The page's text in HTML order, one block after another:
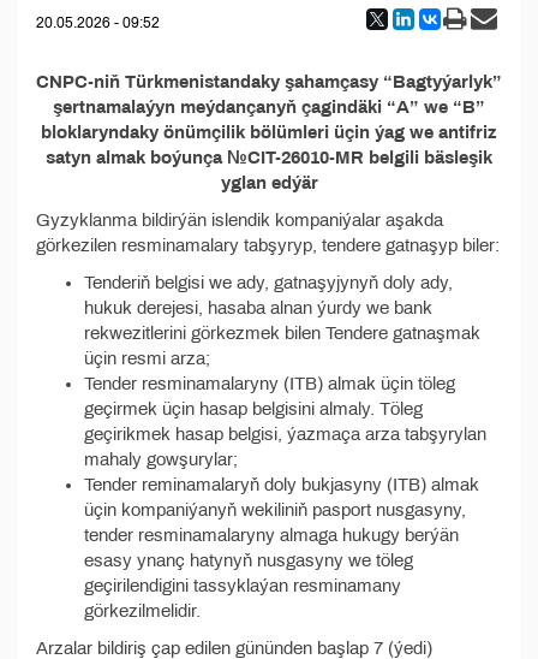
20.05.2026 - 09:52
CNPC-niň Türkmenistandaky şahamçasy “Bagtyýarlyk”
şertnamalaýyn meýdançanyň çagindäki “A” we “B”
bloklaryndaky önümçilik bölümleri üçin ýag we antifriz
satyn almak boýunça №CIT-26010-MR belgili bäsleşik
yglan edýär
Gyzyklanma bildirýän islendik kompaniýalar aşakda
görkezilen resminamalary tabşyryp, tendere gatnaşyp biler:
Tenderiň belgisi we ady, gatnaşyjynyň doly ady,
hukuk derejesi, hasaba alnan ýurdy we bank
rekwezitlerini görkezmek bilen Tendere gatnaşmak
üçin resmi arza;
Tender resminamalaryny (ITB) almak üçin töleg
geçirmek üçin hasap belgisini almaly. Töleg
geçirikmek hasap belgisi, ýazmaça arza tabşyrylan
mahaly gowşurylar;
Tender reminamalaryň doly bukjasyny (ITB) almak
üçin kompaniýanyň wekiliniň pasport nusgasyny,
tender resminamalaryny almaga hukugy berýän
esasy ynanç hatynyň nusgasyny we töleg
geçirilendigini tassyklaýan resminamany
görkezilmelidir.
Arzalar bildiriş çap edilen gününden başlap 7 (ýedi)